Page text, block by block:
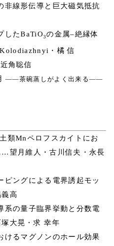
非線形伝導と巨大磁気抵抗
したBaTiO3の金属–絶縁体
・橘 信
角聡信
――茶碗蒸しがよく出来る――
類Mnペロフスカイトにお
望月維人・古川信夫・永長
ピングによる電界誘起モッ
高
系の量子臨界挙動と分数電
大晃・求 幸年
けるマグノンのホール効果